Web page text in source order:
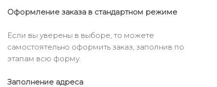
Оформление заказа в стандартном режиме
Если вы уверены в выборе, то можете
самостоятельно оформить заказ, заполнив по
этапам всю форму.
Заполнение адреса